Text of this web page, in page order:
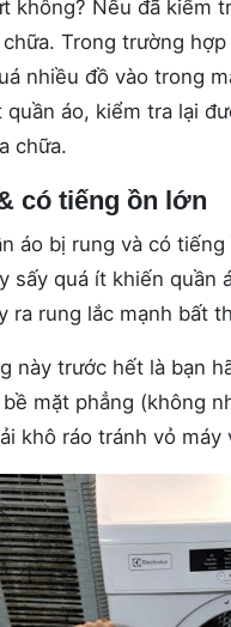
không? Nếu đã kiểm
Trong trường
nhiều đồ vào trong
quần áo, kiểm tra lại
chữa.
có tiếng ồn lớn
áo bị rung và có
sấy quá ít khiến quần
ra rung lắc mạnh bất
này trước hết là bạn
mặt phẳng (không
khô ráo tránh vỏ